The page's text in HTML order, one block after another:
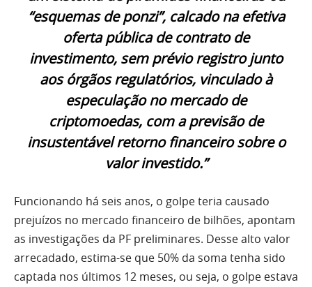
“esquemas de ponzi”, calcado na efetiva
oferta pública de contrato de
investimento, sem prévio registro junto
aos órgãos regulatórios, vinculado à
especulação no mercado de
criptomoedas, com a previsão de
insustentável retorno financeiro sobre o
valor investido.”
Funcionando há seis anos, o golpe teria causado
prejuízos no mercado financeiro de bilhões, apontam
as investigações da PF preliminares. Desse alto valor
arrecadado, estima-se que 50% da soma tenha sido
captada nos últimos 12 meses, ou seja, o golpe estava